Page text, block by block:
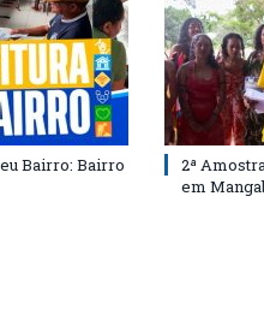
Bairro: Bairro
2ª
em